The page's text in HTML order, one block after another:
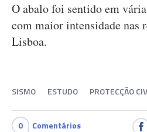
O abalo foi sentido em
com maior intensidade nas
Lisboa.
SISMO ESTUDO PROTECÇÃO
0 Comentários